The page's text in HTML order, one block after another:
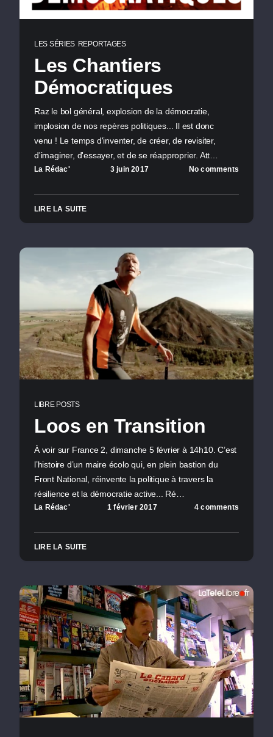
LES SÉRIES REPORTAGES
Les Chantiers
Démocratiques
Raz le bol général, explosion de la démocratie,
implosion de nos repères politiques... Il est donc
venu ! Le temps d'inventer, de créer, de revisiter,
d'imaginer, d'essayer, et de se réapproprier. Att…
La Rédac' 3 juin 2017 No comments
LIRE LA SUITE
LIBRE POSTS
Loos en Transition
À voir sur France 2, dimanche 5 février à 14h10. C’est
l’histoire d’un maire écolo qui, en plein bastion du
Front National, réinvente la politique à travers la
résilience et la démocratie active... Ré…
La Rédac' 1 février 2017 4 comments
LIRE LA SUITE